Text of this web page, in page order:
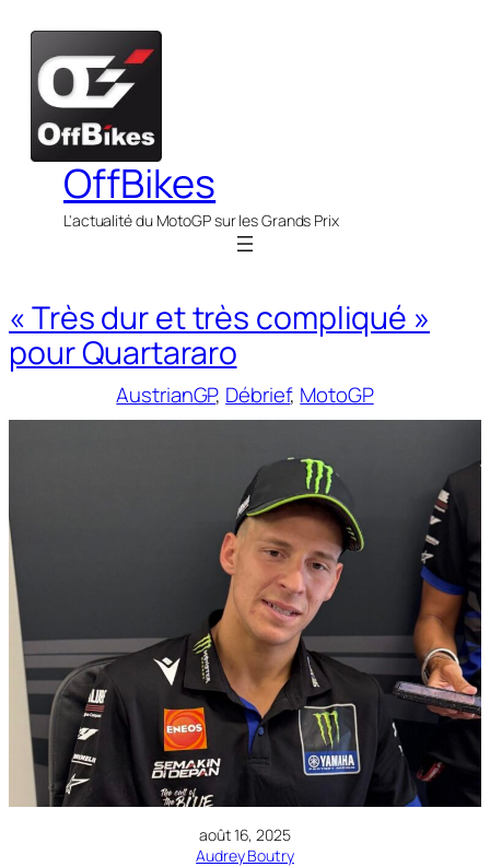
contenu
OffBikes
L'actualité du MotoGP sur les Grands Prix
« Très dur et très compliqué »
pour Quartararo
AustrianGP, Débrief, MotoGP
août 16, 2025
Audrey Boutry